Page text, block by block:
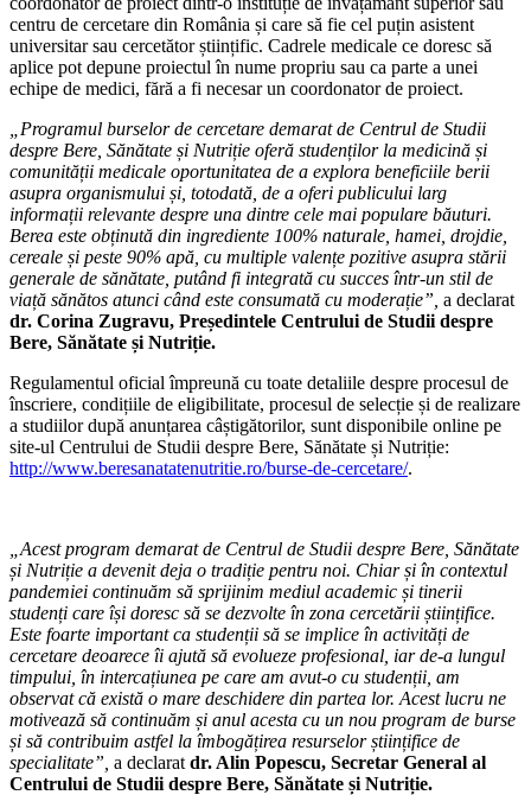
centru de cercetare din România și care să fie cel puțin asistent
universitar sau cercetător științific. Cadrele medicale ce doresc să
aplice pot depune proiectul în nume propriu sau ca parte a unei
echipe de medici, fără a fi necesar un coordonator de proiect.
„Programul burselor de cercetare demarat de Centrul de Studii
despre Bere, Sănătate și Nutriție oferă studenților la medicină și
comunității medicale oportunitatea de a explora beneficiile berii
asupra organismului și, totodată, de a oferi publicului larg
informații relevante despre una dintre cele mai populare băuturi.
Berea este obținută din ingrediente 100% naturale, hamei, drojdie,
cereale și peste 90% apă, cu multiple valențe pozitive asupra stării
generale de sănătate, putând fi integrată cu succes într-un stil de
viață sănătos atunci când este consumată cu moderație”, a declarat
dr. Corina Zugravu, Președintele Centrului de Studii despre
Bere, Sănătate și Nutriție.
Regulamentul oficial împreună cu toate detaliile despre procesul de
înscriere, condițiile de eligibilitate, procesul de selecție și de realizare
a studiilor după anunțarea câștigătorilor, sunt disponibile online pe
site-ul Centrului de Studii despre Bere, Sănătate și Nutriție:
http://www.beresanatatenutritie.ro/burse-de-cercetare/.
„Acest program demarat de Centrul de Studii despre Bere, Sănătate
și Nutriție a devenit deja o tradiție pentru noi. Chiar și în contextul
pandemiei continuăm să sprijinim mediul academic și tinerii
studenți care își doresc să se dezvolte în zona cercetării științifice.
Este foarte important ca studenții să se implice în activități de
cercetare deoarece îi ajută să evolueze profesional, iar de-a lungul
timpului, în intercațiunea pe care am avut-o cu studenții, am
observat că există o mare deschidere din partea lor. Acest lucru ne
motivează să continuăm și anul acesta cu un nou program de burse
și să contribuim astfel la îmbogățirea resurselor științifice de
specialitate”, a declarat dr. Alin Popescu, Secretar General al
Centrului de Studii despre Bere, Sănătate și Nutriție.